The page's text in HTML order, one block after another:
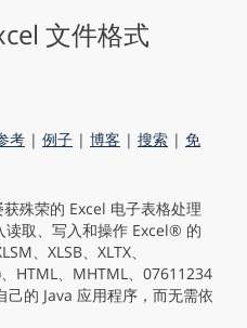
文件格式
考 | 例子 | 博客 | 搜索 | 免
殊荣的 Excel 电子表格处理
读取、写入和操作 Excel® 的
、XLSB、XLTX、
HTML、MHTML、07611234
的 Java 应用程序，而无需依